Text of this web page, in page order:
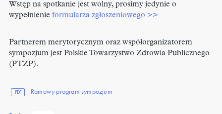
Wstęp na spotkanie jest wolny, prosimy jedynie o
wypełnienie formularza zgłoszeniowego >>
Partnerem merytorycznym oraz współorganizatorem
sympozjum jest Polskie Towarzystwo Zdrowia Publicznego
(PTZP).
PDF Ramowy program sympozjum